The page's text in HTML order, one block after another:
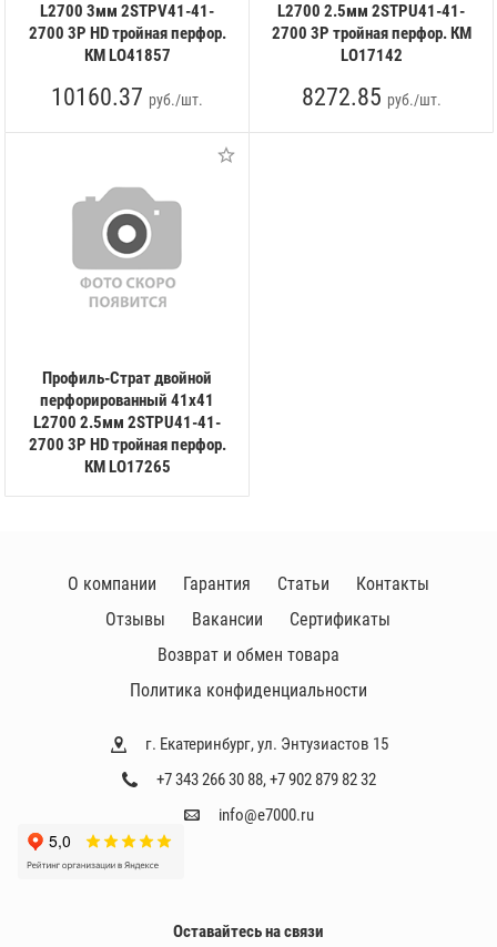
L2700 3мм 2STPV41-41-
2700 3P HD тройная перфор.
КМ LO41857
10160.37 руб./шт.
L2700 2.5мм 2STPU41-41-
2700 3P тройная перфор. КМ
LO17142
8272.85 руб./шт.
Профиль-Страт двойной
перфорированный 41х41
L2700 2.5мм 2STPU41-41-
2700 3P HD тройная перфор.
КМ LO17265
г. Екатеринбург, ул. Энтузиастов 15
+7 343 266 30 88,+7 902 879 82 32
info@e7000.ru
О компании Гарантия Статьи
Контакты
Отзывы
Вакансии
Сертификаты
Возврат и обмен товара
Политика конфиденциальности
Оставайтесь на связи